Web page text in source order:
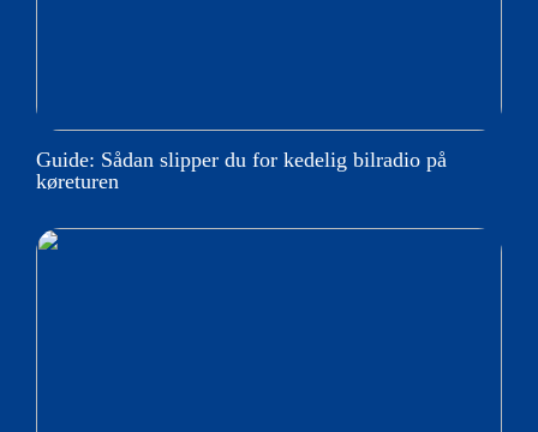
Guide: Sådan slipper du for kedelig bilradio på
køreturen